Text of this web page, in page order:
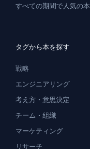
すべての期間で人気の本
タグから本を探す
戦略
エンジニアリング
考え方・意思決定
チーム・組織
マーケティング
リサーチ